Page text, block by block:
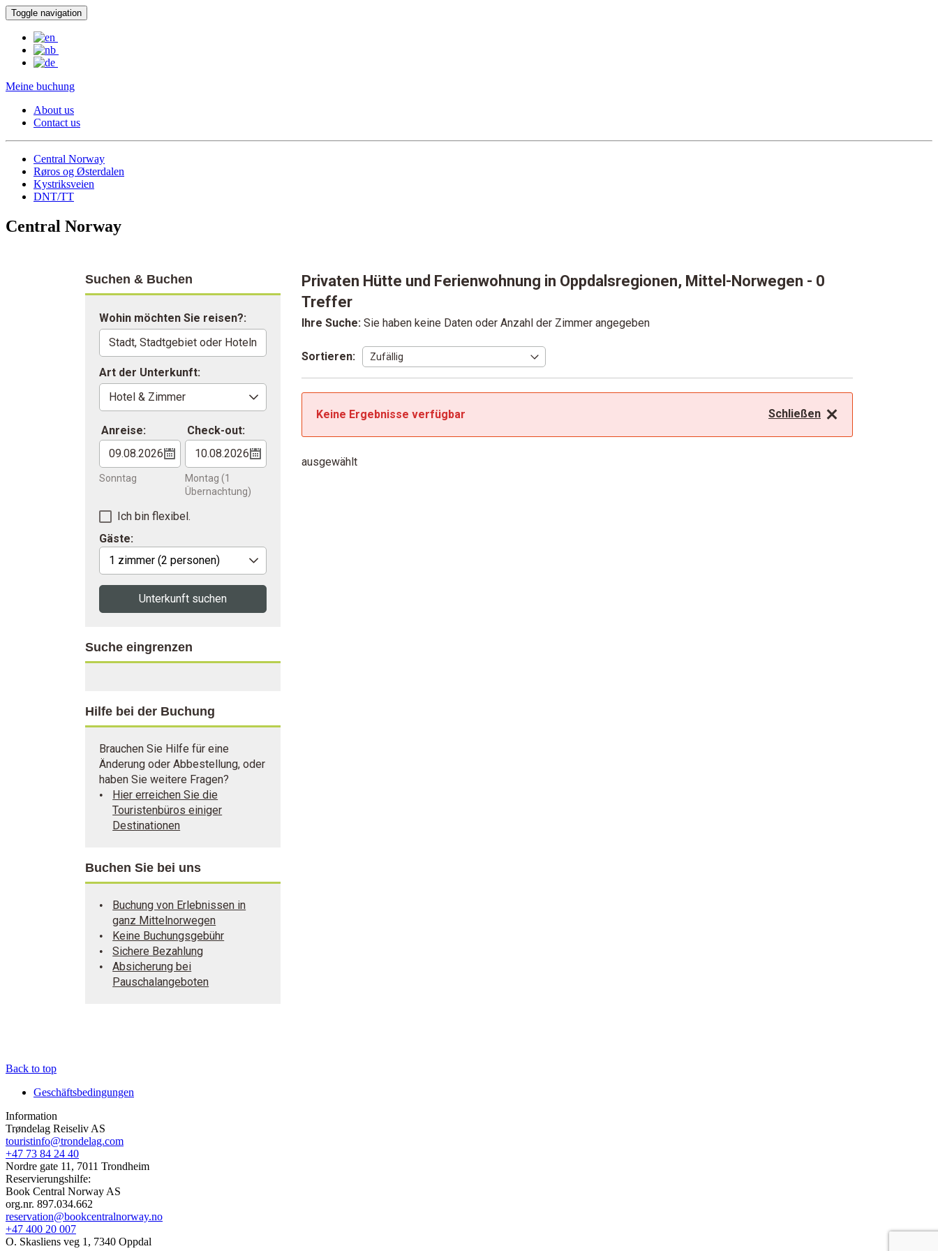
Toggle navigation
Meine buchung
About us
Contact us
Central Norway
Røros og Østerdalen
Kystriksveien
DNT/TT
Central Norway
Privaten Hütte und Ferienwohnung in Oppdalsregionen, Mittel-Norwegen - 0
Treffer
Ihre Suche: Sie haben keine Daten oder Anzahl der Zimmer angegeben
Sortieren:
Schließen
Keine Ergebnisse verfügbar
ausgewählt
Suchen & Buchen
Wohin möchten Sie reisen?:
Art der Unterkunft:
Anreise:
Sonntag
Check-out:
Montag (1
Übernachtung)
Ich bin flexibel.
Gäste:
1 zimmer (2 personen)
Unterkunft suchen
Suche eingrenzen
Hilfe bei der Buchung
Brauchen Sie Hilfe für eine
Änderung oder Abbestellung, oder
haben Sie weitere Fragen?
Hier erreichen Sie die
Touristenbüros einiger
Destinationen
Buchen Sie bei uns
Buchung von Erlebnissen in
ganz Mittelnorwegen
Keine Buchungsgebühr
Sichere Bezahlung
Absicherung bei
Pauschalangeboten
Back to top
Geschäftsbedingungen
Information
Trøndelag Reiseliv AS
touristinfo@trondelag.com
+47 73 84 24 40
Nordre gate 11, 7011 Trondheim
Reservierungshilfe:
Book Central Norway AS
org.nr. 897.034.662
reservation@bookcentralnorway.no
+47 400 20 007
O. Skasliens veg 1, 7340 Oppdal